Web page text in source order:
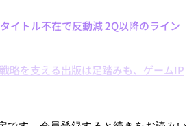
イトル不在で反動減 2Q以降のライン
略を支える出版は足踏みも、ゲームIP